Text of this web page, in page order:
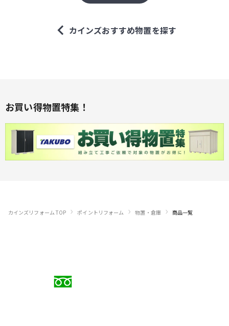
カインズおすすめ物置を探す
お買い得物置特集！
カインズリフォーム TOP › ポイントリフォーム › 物置・倉庫 › 商品一覧